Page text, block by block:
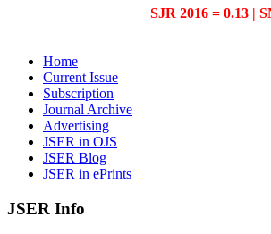
SJR 2016 = 0.13 |
Home
Current Issue
Subscription
Journal Archive
Advertising
JSER in OJS
JSER Blog
JSER in ePrints
JSER Info